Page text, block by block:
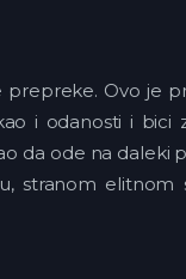
Ovo je
i odanosti i bici
da ode na daleki
stranom elitnom